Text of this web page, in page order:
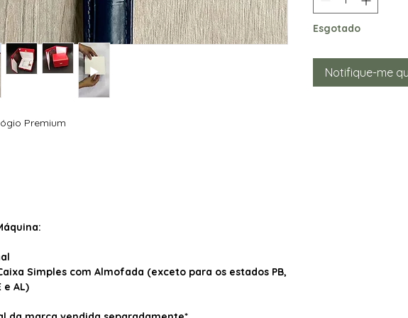
Premium
Simples com Almofada (exceto para os estados PB,
e AL)
Esgotado
Notifique-me